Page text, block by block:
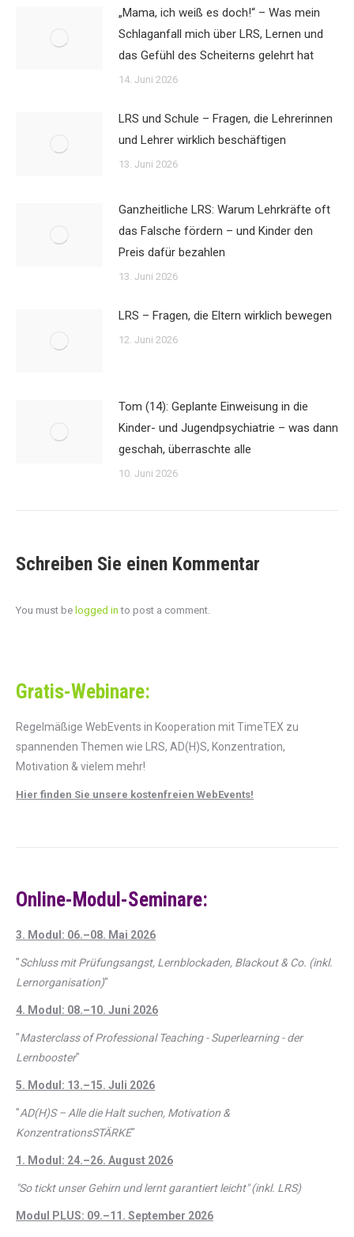
„Mama, ich weiß es doch!“ – Was mein
Schlaganfall mich über LRS, Lernen und
das Gefühl des Scheiterns gelehrt hat
14. Juni 2026
LRS und Schule – Fragen, die Lehrerinnen
und Lehrer wirklich beschäftigen
13. Juni 2026
Ganzheitliche LRS: Warum Lehrkräfte oft
das Falsche fördern – und Kinder den
Preis dafür bezahlen
13. Juni 2026
LRS – Fragen, die Eltern wirklich bewegen
12. Juni 2026
Tom (14): Geplante Einweisung in die
Kinder- und Jugendpsychiatrie – was dann
geschah, überraschte alle
10. Juni 2026
Schreiben Sie einen Kommentar
You must be logged in to post a comment.
Gratis-Webinare:
Regelmäßige WebEvents in Kooperation mit TimeTEX zu
spannenden Themen wie LRS, AD(H)S, Konzentration,
Motivation & vielem mehr!
Hier finden Sie unsere kostenfreien WebEvents!
Online-Modul-Seminare:
3. Modul: 06.–08. Mai 2026
"Schluss mit Prüfungsangst, Lernblockaden, Blackout & Co. (inkl.
Lernorganisation)"
4. Modul: 08.–10. Juni 2026
"Masterclass of Professional Teaching - Superlearning - der
Lernbooster"
5. Modul: 13.–15. Juli 2026
"AD(H)S – Alle die Halt suchen, Motivation &
KonzentrationsSTÄRKE"
1. Modul: 24.–26. August 2026
"So tickt unser Gehirn und lernt garantiert leicht" (inkl. LRS)
Modul PLUS: 09.–11. September 2026